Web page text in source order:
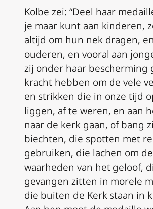
Kolbe zei: “Deel haar
je maar kunt aan kinderen,
altijd om hun nek dragen,
ouderen, en vooral aan
zij onder haar bescherming
kracht hebben om de vele
en strikken die in onze tijd
liggen, af te weren, en aan
naar de kerk gaan, of bang
biechten, die spotten met
gebruiken, die lachen om de
waarheden van het geloof,
gevangen zitten in morele
die buiten de Kerk staan in